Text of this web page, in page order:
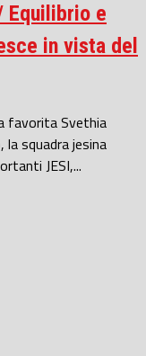
Equilibrio e
in vista del
favorita Svethia
la squadra jesina
JESI,...